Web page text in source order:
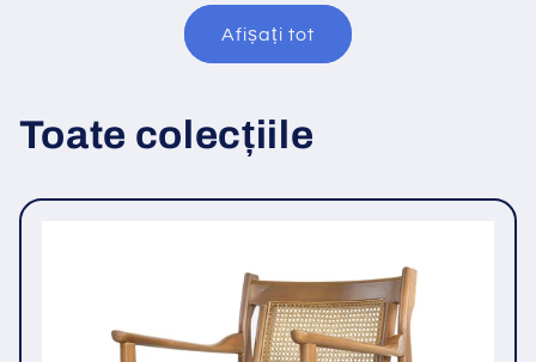
Afișați tot
Toate colecțiile